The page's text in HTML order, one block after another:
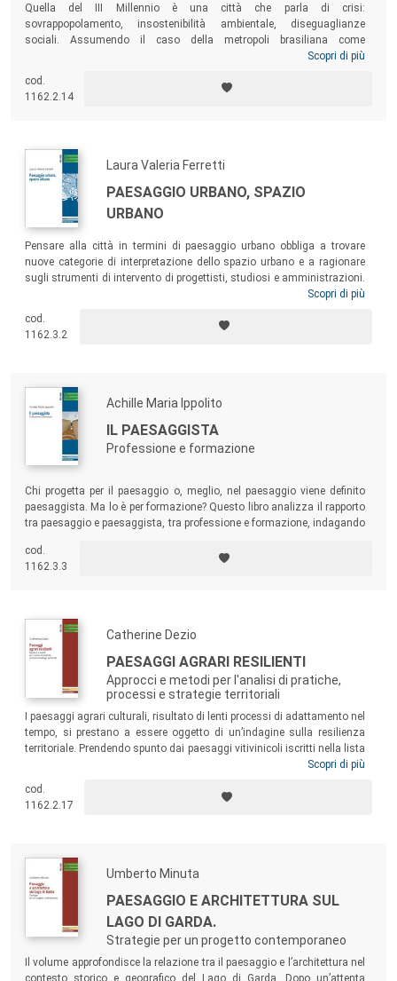
Quella del III Millennio è una città che parla di crisi:
sovrappopolamento, insostenibilità ambientale, diseguaglianze
sociali. Assumendo il caso della metropoli brasiliana come
paradigmatico della condizione urbana attuale, questo libro studia i
globali» del nostro tempo. Un’analisi approfondita sui fatti storici, le
politiche in atto e i progetti di alcuni dei più noti architetti del
Scopri di più
cod.
1162.2.14
Laura Valeria Ferretti
PAESAGGIO URBANO, SPAZIO
URBANO
Pensare alla città in termini di paesaggio urbano obbliga a trovare
nuove categorie di interpretazione dello spazio urbano e a ragionare
sugli strumenti di intervento di progettisti, studiosi e amministrazioni.
Su questo riflette il volume, partendo dal presupposto che il paesaggio
negativo, il sistema degli spazi aperti. Una lettura ovviamente
tendenziosa, che parte dal presupposto che la città densa – di
Scopri di più
cod.
1162.3.2
Achille Maria Ippolito
IL PAESAGGISTA
Professione e formazione
Chi progetta per il paesaggio o, meglio, nel paesaggio viene definito
paesaggista. Ma lo è per formazione? Questo libro analizza il rapporto
tra paesaggio e paesaggista, tra professione e formazione, indagando
cod.
1162.3.3
Catherine Dezio
PAESAGGI AGRARI RESILIENTI
Approcci e metodi per l'analisi di pratiche,
processi e strategie territoriali
I paesaggi agrari culturali, risultato di lenti processi di adattamento nel
tempo, si prestano a essere oggetto di un’indagine sulla resilienza
territoriale. Prendendo spunto dai paesaggi vitivinicoli iscritti nella lista
del Patrimonio Mondiale dell’Umanità, il volume intende
analitiche e interpretative e innescare nuove riflessioni propositive e
pioneristiche sui sistemi agrari di qualità, in rapporto con le dinamiche
Scopri di più
cod.
1162.2.17
Umberto Minuta
PAESAGGIO E ARCHITETTURA SUL
LAGO DI GARDA.
Strategie per un progetto contemporaneo
Il volume approfondisce la relazione tra il paesaggio e l’architettura nel
contesto storico e geografico del Lago di Garda. Dopo un’attenta